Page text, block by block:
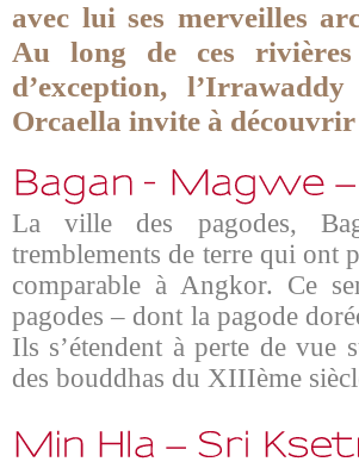
avec lui ses merveilles
Au long de ces
d’exception,
Orcaella invite à
La ville des pagodes,
tremblements de terre qui ont
comparable à Angkor. Ce
pagodes – dont la pagode
Ils s’étendent à perte de
des bouddhas du XIIIème